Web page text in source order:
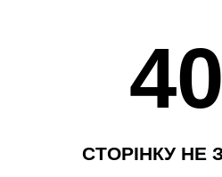
СТОРІНКУ НЕ